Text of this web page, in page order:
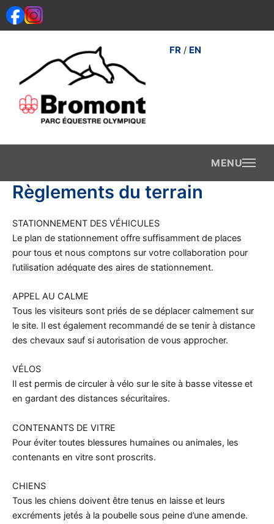
Aller
au
FR/ EN
Règlements du terrain
STATIONNEMENT DES VÉHICULES
Le plan de stationnement offre suffisamment de places
pour tous et nous comptons sur votre collaboration pour
l’utilisation adéquate des aires de stationnement.
APPEL AU CALME
Tous les visiteurs sont priés de se déplacer calmement sur
le site. Il est également recommandé de se tenir à distance
des chevaux sauf si autorisation de vous approcher.
VÉLOS
Il est permis de circuler à vélo sur le site à basse vitesse et
en gardant des distances sécuritaires.
CONTENANTS DE VITRE
Pour éviter toutes blessures humaines ou animales, les
contenants en vitre sont proscrits.
CHIENS
Tous les chiens doivent être tenus en laisse et leurs
excréments jetés à la poubelle sous peine d’une amende.